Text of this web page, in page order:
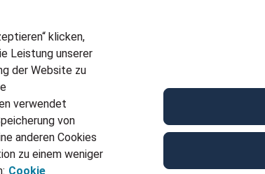
klicken,
Leistung unserer
der Website zu
verwendet
von
anderen Cookies
zu einem weniger
Cookie